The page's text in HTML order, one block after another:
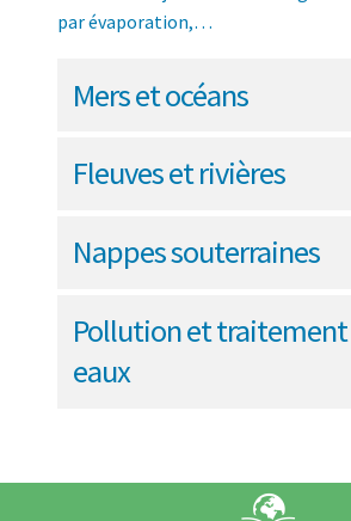
par évaporation,…
Mers et océans
Fleuves et rivières
Nappes souterraines
Pollution et traitement
eaux